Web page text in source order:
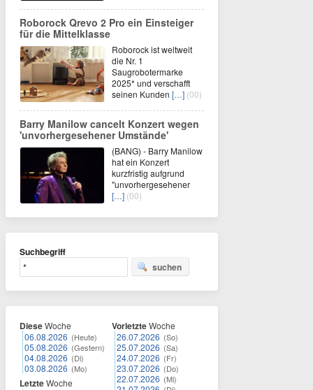
Roborock Qrevo 2 Pro ein Einsteiger
für die Mittelklasse
Roborock ist weltweit
die Nr. 1
Saugrobotermarke
2025* und verschafft
seinen Kunden […] (00)
Barry Manilow cancelt Konzert wegen
'unvorhergesehener Umstände'
(BANG) - Barry Manilow
hat ein Konzert
kurzfristig aufgrund
"unvorhergesehener
[…] (00)
Suchbegriff
suchen
DieseWoche
06.08.2026 (Heute)
05.08.2026 (Gestern)
04.08.2026 (Di)
03.08.2026 (Mo)
LetzteWoche
VorletzteWoche
26.07.2026 (So)
25.07.2026 (Sa)
24.07.2026 (Fr)
23.07.2026 (Do)
22.07.2026 (Mi)